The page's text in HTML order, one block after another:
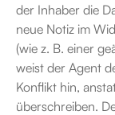
der Inhaber die
neue Notiz im
(wie z. B. einer
weist der Agent
Konflikt hin,
überschreiben.